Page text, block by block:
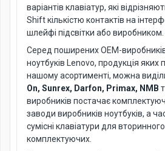
варіантів клавіатур, які
Shift кількістю контактів на
шлейфі підсвітки або виробником.
Серед поширених OEM-
ноутбуків Lenovo, продукція яких
нашому асортименті, можна
On, Sunrex, Darfon, Primax, NMB
виробників постачає
заводи виробників ноутбуків, а
сумісні клавіатури для
комплектуючих.